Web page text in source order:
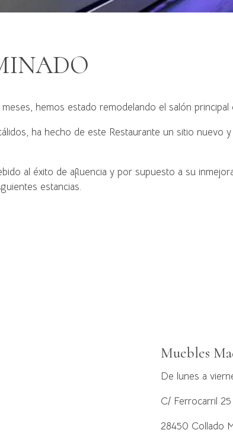
hemos estado remodelando el salón
ha hecho de este Restaurante un sitio
al éxito de afluencia y por supuesto a su
estancias.
Muebles
De lunes a
C/ Ferrocarril 25
28450 Collado